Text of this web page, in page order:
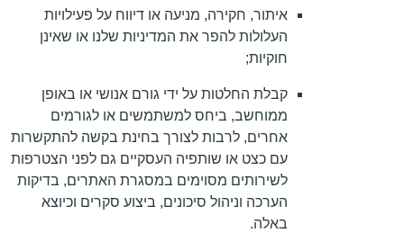
איתור, חקירה, מניעה או דיווח על פעילויות
העלולות להפר את המדיניות שלנו או שאינן
חוקיות;
קבלת החלטות על ידי גורם אנושי או באופן
ממוחשב, ביחס למשתמשים או לגורמים
אחרים, לרבות לצורך בחינת בקשה להתקשרות
עם כצט או שותפיה העסקיים גם לפני הצטרפות
לשירותים מסוימים במסגרת האתרים, בדיקות
הערכה וניהול סיכונים, ביצוע סקרים וכיוצא
באלה.